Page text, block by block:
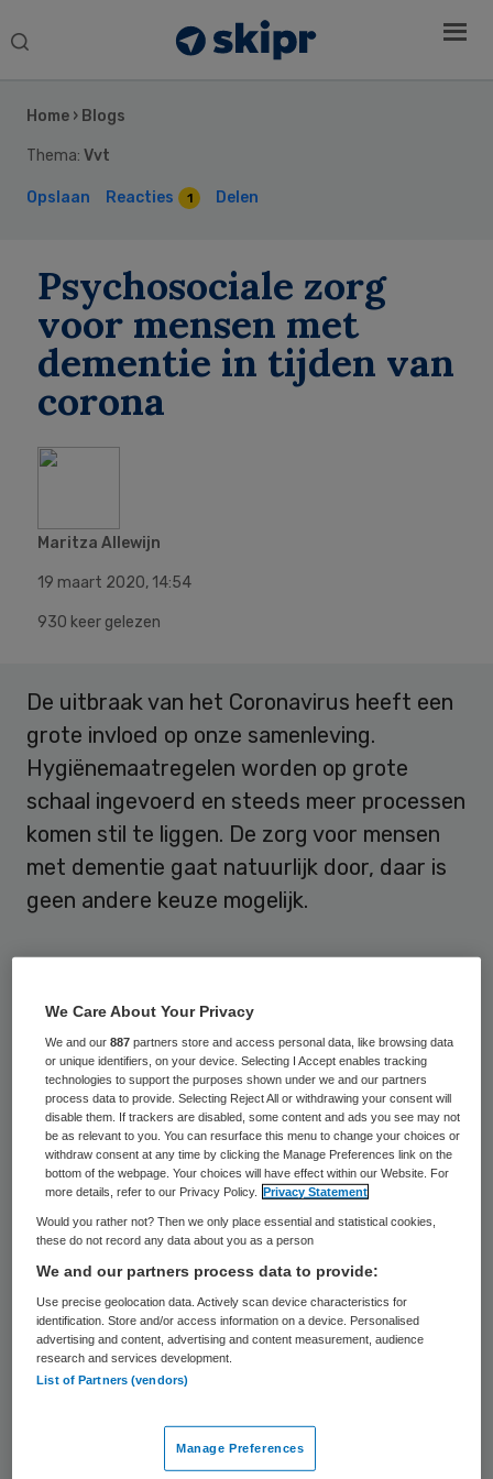
Search
Home › Blogs
Thema: Vvt
Opslaan Reacties 1 Delen
Psychosociale zorg
voor mensen met
dementie in tijden van
corona
Maritza Allewijn
19 maart 2020, 14:54
930 keer gelezen
De uitbraak van het Coronavirus heeft een
grote invloed op onze samenleving.
Hygiënemaatregelen worden op grote
schaal ingevoerd en steeds meer processen
komen stil te liggen. De zorg voor mensen
met dementie gaat natuurlijk door, daar is
geen andere keuze mogelijk.
hen consequenties zijn als het gaat om hun
algeheel welbevinden of kwaliteit van leven
en wat we als familie, mantelzorgers en
professioneel werkers in de dementiezorg
kunnen doen om hen optimaal te
ondersteunen.
Algehele gevoelens van
onveiligheid
Veel mensen met dementie zullen net als
iedereen het nieuws volgen en dit kan ook
extra risico is dat een onbehaaglijk gevoel
blijft hangen, maar de feiten die hier
Sidebar
We Care About Your Privacy
We and our887 partners store and access personal data, like browsing data
or unique identifiers, on your device. Selecting I Accept enables tracking
technologies to support the purposes shown under we and our partners
process data to provide. Selecting Reject All or withdrawing your consent will
disable them. If trackers are disabled, some content and ads you see may not
be as relevant to you. You can resurface this menu to change your choices or
withdraw consent at any time by clicking the Manage Preferences link on the
bottom of the webpage. Your choices will have effect within our Website. For
more details, refer to our Privacy Policy.
Privacy Statement
Would you rather not? Then we only place essential and statistical cookies,
these do not record any data about you as a person
We and our partners process data to provide:
Use precise geolocation data. Actively scan device characteristics for
identification. Store and/or access information on a device. Personalised
advertising and content, advertising and content measurement, audience
research and services development.
List of Partners (vendors)
Manage Preferences